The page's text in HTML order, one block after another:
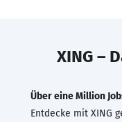
XING –
Über eine Million
Entdecke mit XING